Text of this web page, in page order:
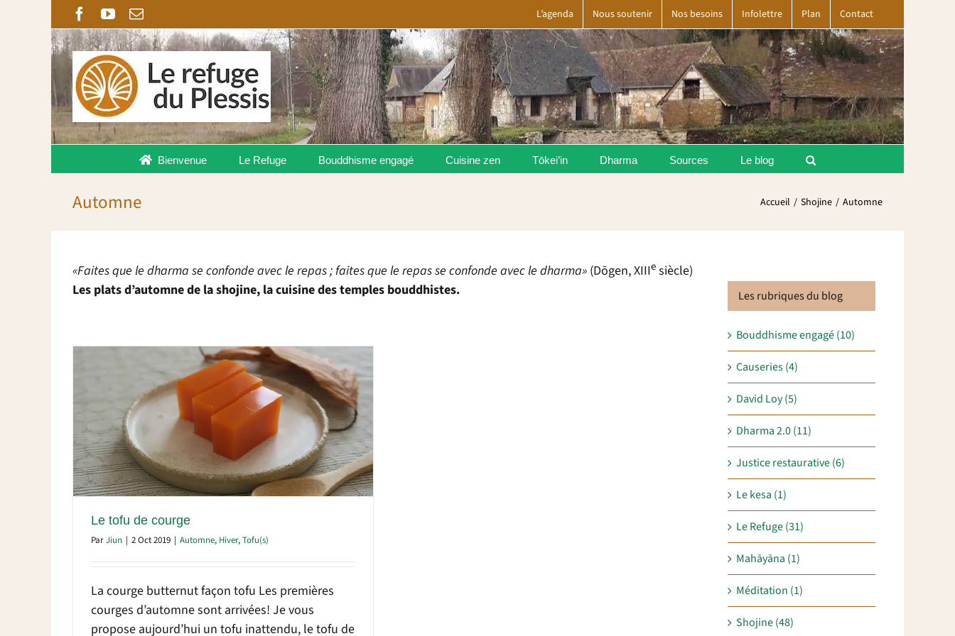
Facebook
YouTube
Email L’agenda Nous soutenir Nos besoins Infolettre Plan Contact
Bienvenue Le Refuge Bouddhisme engagé Cuisine zen Tōkei’in Dharma Sources Le blog
Automne Accueil Shojine Automne
«Faites que le dharma se confonde avec le repas ; faites que le repas se confonde avec le dharma» (Dōgen, XIIIesiècle)
Les plats d’automne de la shojine, la cuisine des temples bouddhistes.
Le tofu de courge
ParJiun | 2 Oct 2019 | Automne, Hiver,Tofu(s)
La courge butternut façon tofu Les premières
courges d’automne sont arrivées! Je vous
propose aujourd’hui un tofu inattendu, le tofu de
Les rubriques du blog
Bouddhisme engagé (10)
Causeries (4)
David Loy (5)
Dharma 2.0 (11)
Justice restaurative (6)
Le kesa (1)
Le Refuge (31)
Mahāyāna (1)
Méditation (1)
Shojine (48)